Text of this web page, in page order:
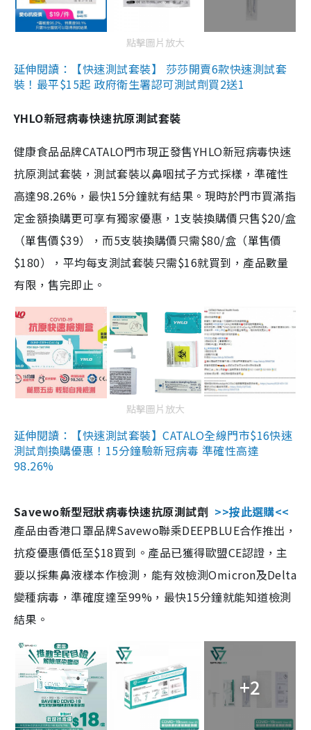
點擊圖片放大
延伸閱讀：【快速測試套裝】 莎莎開賣6款快速測試套
裝！最平$15起 政府衛生署認可測試劑買2送1
YHLO新冠病毒快速抗原測試套裝
健康食品品牌CATALO門市現正發售YHLO新冠病毒快速
抗原測試套裝，測試套裝以鼻咽拭子方式採樣，準確性
高達98.26%，最快15分鐘就有結果。現時於門市買滿指
定金額換購更可享有獨家優惠，1支裝換購價只售$20/盒
（單售價$39），而5支裝換購價只需$80/盒（單售價
$180），平均每支測試套裝只需$16就買到，產品數量
有限，售完即止。
點擊圖片放大
延伸閱讀：【快速測試套裝】CATALO全線門市$16快速
測試劑換購優惠！15分鐘驗新冠病毒 準確性高達
98.26%
Savewo新型冠狀病毒快速抗原測試劑 >>按此選購<<
產品由香港口罩品牌Savewo聯乘DEEPBLUE合作推出，
抗疫優惠價低至$18買到。產品已獲得歐盟CE認證，主
要以採集鼻液樣本作檢測，能有效檢測Omicron及Delta
變種病毒，準確度達至99%，最快15分鐘就能知道檢測
結果。
+2